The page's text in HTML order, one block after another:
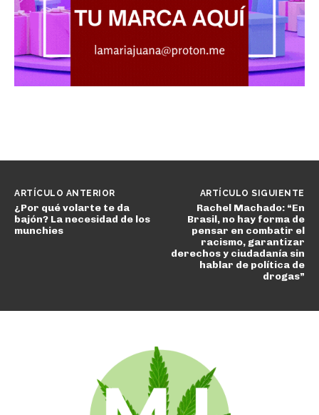
ARTÍCULO ANTERIOR
¿Por qué volarte te da
bajón? La necesidad de los
munchies
ARTÍCULO SIGUIENTE
Rachel Machado: “En
Brasil, no hay forma de
pensar en combatir el
racismo, garantizar
derechos y ciudadanía sin
hablar de política de
drogas”